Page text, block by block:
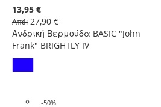
στη
Λίστα
Επιθυμιών
Ανδρική Βερμούδα BASIC "John
Frank" BRIGHTLY IV
13,95 €
Από 27,90 €
-50%